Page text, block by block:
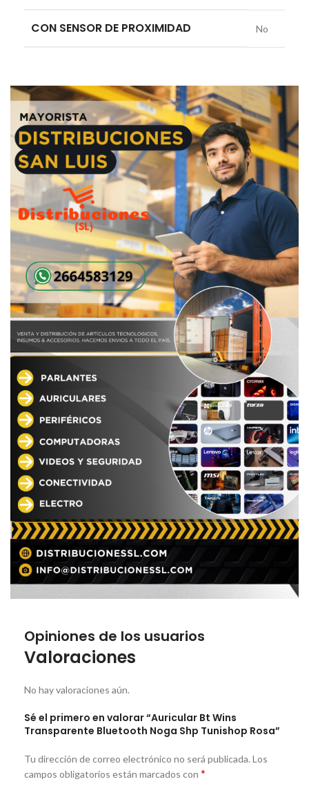
CON SENSOR DE PROXIMIDAD No
Opiniones de los usuarios
Valoraciones
No hay valoraciones aún.
Sé el primero en valorar “Auricular Bt Wins
Transparente Bluetooth Noga Shp Tunishop Rosa”
Tu dirección de correo electrónico no será publicada. Los
campos obligatorios están marcados con *